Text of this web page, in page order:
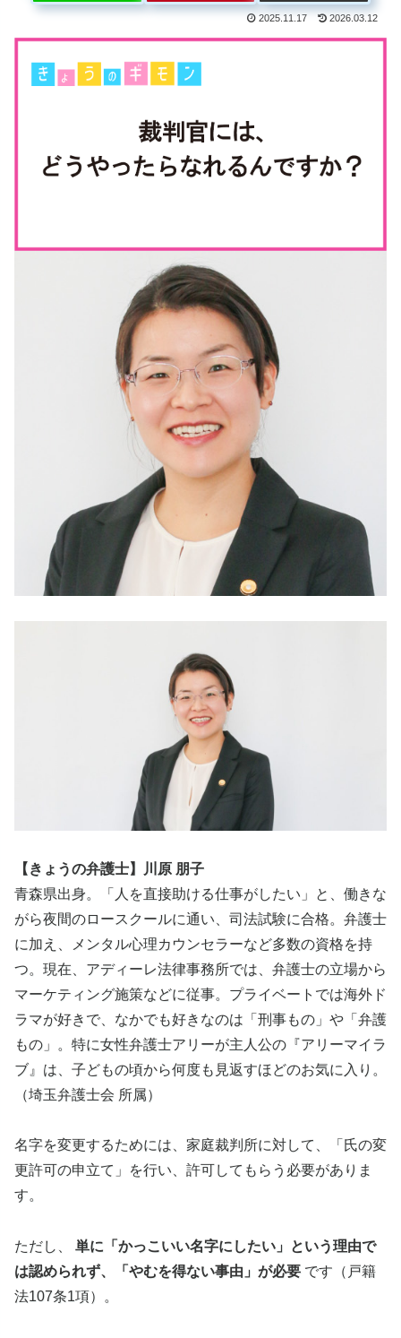
2025.11.17 2026.03.12
【きょうの弁護士】川原 朋子
青森県出身。「人を直接助ける仕事がしたい」と、働きな
がら夜間のロースクールに通い、司法試験に合格。弁護士
に加え、メンタル心理カウンセラーなど多数の資格を持
つ。現在、アディーレ法律事務所では、弁護士の立場から
マーケティング施策などに従事。プライベートでは海外ド
ラマが好きで、なかでも好きなのは「刑事もの」や「弁護
もの」。特に女性弁護士アリーが主人公の『アリーマイラ
ブ』は、子どもの頃から何度も見返すほどのお気に入り。
（埼玉弁護士会 所属）
名字を変更するためには、家庭裁判所に対して、「氏の変
更許可の申立て」を行い、許可してもらう必要がありま
す。
ただし、 単に「かっこいい名字にしたい」という理由で
は認められず、「やむを得ない事由」が必要 です（戸籍
法107条1項）。